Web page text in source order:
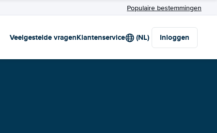
Populaire bestemmingen
Veelgestelde vragenKlantenservice (NL) Inloggen